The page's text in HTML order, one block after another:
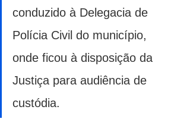
conduzido à Delegacia de
Polícia Civil do município,
onde ficou à disposição da
Justiça para audiência de
custódia.